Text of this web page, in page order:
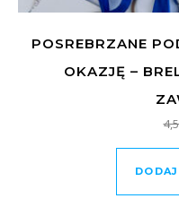
POSREBRZANE
OKAZJĘ –